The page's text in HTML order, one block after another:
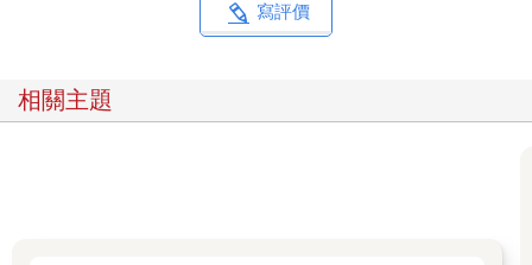
寫評價
相關主題